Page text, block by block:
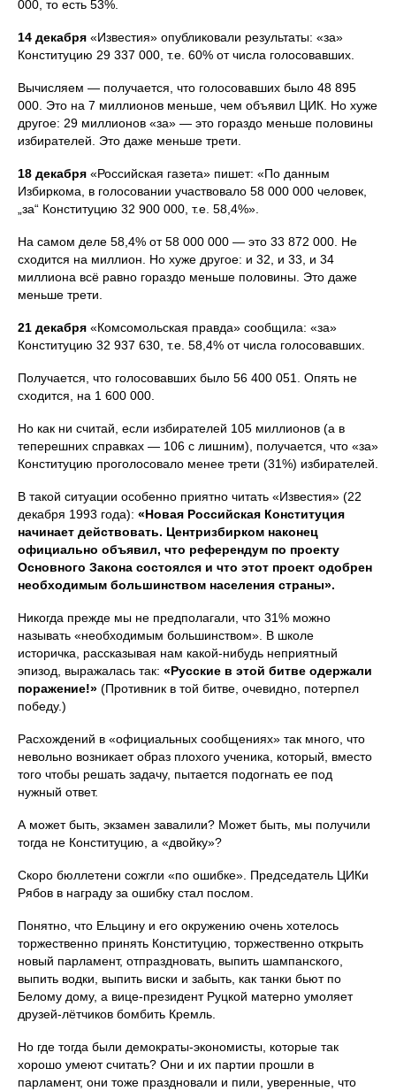
000, то есть 53%.
14 декабря «Известия» опубликовали результаты: «за»
Конституцию 29 337 000, т.е. 60% от числа голосовавших.
Вычисляем — получается, что голосовавших было 48 895
000. Это на 7 миллионов меньше, чем объявил ЦИК. Но хуже
другое: 29 миллионов «за» — это гораздо меньше половины
избирателей. Это даже меньше трети.
18 декабря «Российская газета» пишет: «По данным
Избиркома, в голосовании участвовало 58 000 000 человек,
„за“ Конституцию 32 900 000, т.е. 58,4%».
На самом деле 58,4% от 58 000 000 — это 33 872 000. Не
сходится на миллион. Но хуже другое: и 32, и 33, и 34
миллиона всё равно гораздо меньше половины. Это даже
меньше трети.
21 декабря «Комсомольская правда» сообщила: «за»
Конституцию 32 937 630, т.е. 58,4% от числа голосовавших.
Получается, что голосовавших было 56 400 051. Опять не
сходится, на 1 600 000.
Но как ни считай, если избирателей 105 миллионов (а в
теперешних справках — 106 с лишним), получается, что «за»
Конституцию проголосовало менее трети (31%) избирателей.
В такой ситуации особенно приятно читать «Известия» (22
декабря 1993 года): «Новая Российская Конституция
начинает действовать. Центризбирком наконец
официально объявил, что референдум по проекту
Основного Закона состоялся и что этот проект одобрен
необходимым большинством населения страны».
Никогда прежде мы не предполагали, что 31% можно
называть «необходимым большинством». В школе
историчка, рассказывая нам какой-нибудь неприятный
эпизод, выражалась так: «Русские в этой битве одержали
поражение!» (Противник в той битве, очевидно, потерпел
победу.)
Расхождений в «официальных сообщениях» так много, что
невольно возникает образ плохого ученика, который, вместо
того чтобы решать задачу, пытается подогнать ее под
нужный ответ.
А может быть, экзамен завалили? Может быть, мы получили
тогда не Конституцию, а «двойку»?
Скоро бюллетени сожгли «по ошибке». Председатель ЦИКи
Рябов в награду за ошибку стал послом.
Понятно, что Ельцину и его окружению очень хотелось
торжественно принять Конституцию, торжественно открыть
новый парламент, отпраздновать, выпить шампанского,
выпить водки, выпить виски и забыть, как танки бьют по
Белому дому, а вице-президент Руцкой матерно умоляет
друзей-лётчиков бомбить Кремль.
Но где тогда были демократы-экономисты, которые так
хорошо умеют считать? Они и их партии прошли в
парламент, они тоже праздновали и пили, уверенные, что